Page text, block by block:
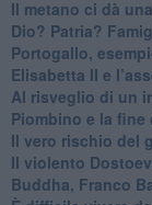
​Il metano ci dà
​Dio? Patria?
Portogallo,
​Elisabetta II e
Al risveglio di un
​Piombino e la fine
​Il vero rischio del
​Il violento
​Buddha, Franco